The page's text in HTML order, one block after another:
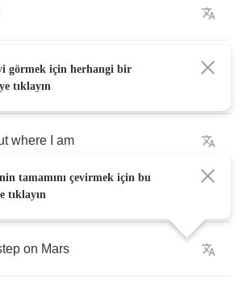
down like this no more
where am
stars
on Mars
görmek için herhangi bir
tıklayın
tamamını çevirmek için bu
tıklayın